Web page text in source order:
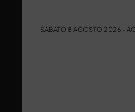
SABATO 8 AGOSTO 2026 -